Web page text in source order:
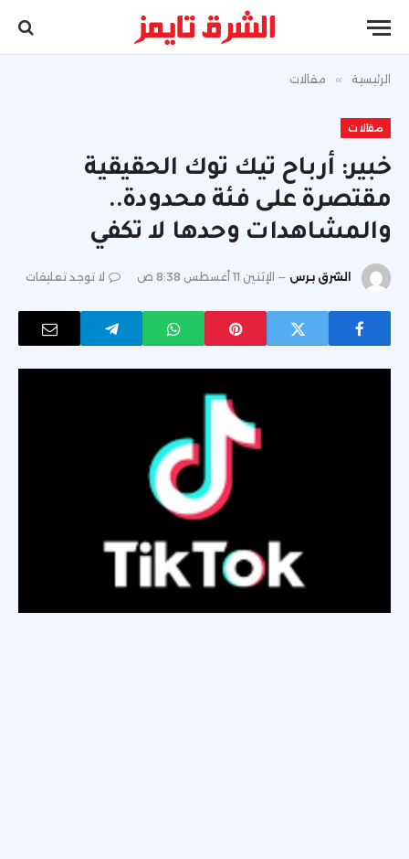
الرئيسية » مقالات
مقالات
خبير: أرباح تيك توك الحقيقية
مقتصرة على فئة محدودة..
والمشاهدات وحدها لا تكفي
الشرق برس الإثنين 11 أغسطس 8:38 ص لا توجد تعليقات